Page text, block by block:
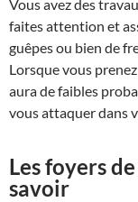
Vous avez des
faites attention et
guêpes ou bien de
Lorsque vous
aura de faibles
vous attaquer dans
Les foyers
savoir